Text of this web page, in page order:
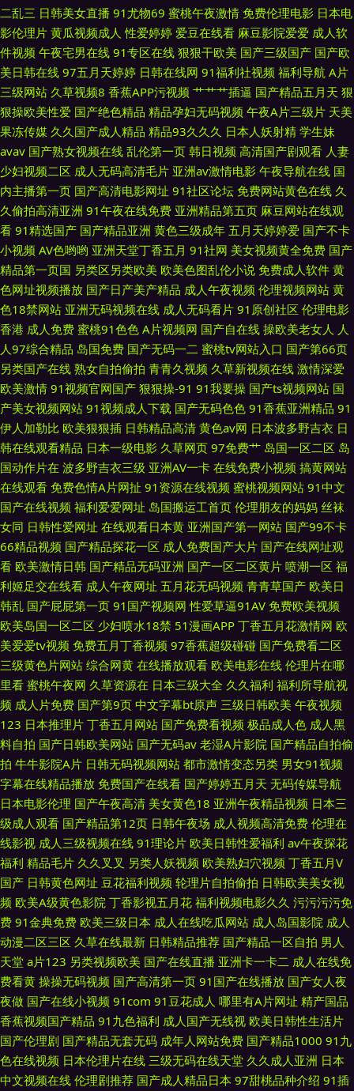
91麻豆高清视频 国产天天操天天爽 成人网站 伊人影院成人A片 超碰97色色
亚洲黑料1区2区 91国产在线 亚州三级片 欧美成人免费网址 黑丝网址
二乱三 日韩美女直播 91尤物69 蜜桃午夜激情 免费伦理电影 日本电
影伦理片 黄瓜视频成人 性爱婷婷 爱豆在线看 麻豆影院爱爱 成人软
件视频 午夜宅男在线 91专区在线 狠狠干欧美 国产三级国产 国产欧
美日韩在线 97五月天婷婷 日韩在线网 91福利社视频 福利导航 A片
三级网站 久草视频8 香蕉APP污视频 艹艹艹插逼 国产精品五月天 狠
狠操欧美性爱 国产绝色精品 精品孕妇无码视频 午夜A片三级片 天美
果冻传媒 久久国产成人精品 精品93久久久 日本人妖射精 学生妹
avav 国产熟女视频在线 乱伦第一页 韩日视频 高清国产剧观看 人妻
少妇视频二区 成人无码高清毛片 亚洲av激情电影 午夜导航在线 国
内主播第一页 国产高清电影网址 91社区论坛 免费网站黄色在线 久
久偷拍高清亚洲 91午夜在线免费 亚洲精品第五页 麻豆网站在线观
看 91精选国产 国产精品亚洲 黄色三级成年 五月天婷婷爱 国产不卡
小视频 AV色哟哟 亚洲天堂丁香五月 91社网 美女视频黄全免费 国产
精品第一页国 另类区另类欧美 欧美色图乱伦小说 免费成人软件 黄
色网址视频播放 国产日产美产精品 成人午夜视频 伦理视频网站 黄
色18禁网站 亚洲无码视频在线 成人无码看片 91原创社区 伦理电影
香港 成人免费 蜜桃91色色 A片视频网 国产自在线 操欧美老女人 人
人97综合精品 岛国免费 国产无码一二 蜜桃tv网站入口 国产第66页
另类国产在线 熟女自拍偷拍 青青久视频 久草新视频在线 激情深爱
欧美激情 91视频官网国产 狠狠操-91 91我要操 国产ts视频网站 国
产美女视频网站 91视频成人下载 国产无码色色 91香蕉亚洲精品 91
伊人加勒比 欧美狠狠插 日韩精品高清 黄色av网 日本波多野吉衣 日
韩在线观看精品 日本一级电影 久草网页 97免费艹 岛国一区二区 岛
国动作片在 波多野吉衣三级 亚洲AV一卡 在线免费小视频 搞黄网站
在线观看 免费色情A片网扯 91资源在线视频 蜜桃视频网站 91中文
国产在线视频 福利爱爱网址 岛国搬运工首页 伦理朋友的妈妈 丝袜
女同 日韩性爱网址 在线观看日本黄 亚洲国产第一网站 国产99不卡
66精品视频 国产精品探花一区 成人免费国产大片 国产在线网址观
看 欧美激情日韩 国产精品无码亚洲 国产一区二区黄片 喷潮一区 福
利姬足交在线看 成人午夜网址 五月花无码视频 青青草国产 欧美日
韩乱 国产屁屁第一页 91国产视频网 性爱草逼91AV 免费欧美视频
欧美岛国一区二区 少妇喷水18禁 51漫画APP 丁香五月花激情网 欧
美爱爱tv视频 免费五月丁香视频 97香蕉超级碰碰 国产免费看二区
三级黄色片网站 综合网黄 在线播放观看 欧美电影在线 伦理片在哪
里看 蜜桃午夜网 久草资源在 日本三级大全 久久福利 福利所导航视
频 成人片免费 国产第9页 中文字幕bt原声 三级日韩欧美 午夜视频
123 日本推理片 丁香五月网站 国产免费看视频 极品成人色 成人黑
料自拍 国产日韩欧美网站 国产无码av 老湿A片影院 国产精品自拍偷
拍 牛牛影院A片 日韩无码视频网站 都市激情变态另类 男女91视频
字幕在线精品播放 免费国产在线看 国产婷婷五月天 无码传媒导航
日本电影伦理 国产午夜高清 美女黄色18 亚洲午夜精品视频 日本三
级成人观看 国产精品第12页 日韩午夜场 成人视频高清免费 伦理在
线影视 成人三级视频在线 91理论片 欧美日韩性爱福利 av午夜探花
福利 精品毛片 久久叉叉 另类人妖视频 欧美熟妇穴视频 丁香五月V
国产 日韩黄色网址 豆花福利视频 轮理片自拍偷拍 日韩欧美美女视
频 欧美A级黄色影院 丁香影视五月花 福利视频电影久久 污污污污免
费 91金典免费 欧美三级日本 成人在线吃瓜网站 成人岛国影院 成人
动漫二区三区 久草在线最新 日韩精品推荐 国产精品一区自拍 男人
天堂 a片123 另类视频欧美 国产在线直播 亚洲卡一卡二 成人在线免
费看黄 操操无码视频 国产高清第一页 91国产在线播放 国产女人夜
夜做 国产在线小视频 91com 91豆花成人 哪里有A片网址 精产国品
香蕉视频国产精品 91九色福利 成人国产无线视 欧美日韩性生活片
国产伦理剧 国产精品无套无码 成年人网站免费 国产精品1000 91九
色在线视频 日本伦理片在线 三级无码在线天堂 久久成人亚洲 日本
中文视频在线 伦理剧推荐 国产成人精品日本 97甜桃品种介绍 91插